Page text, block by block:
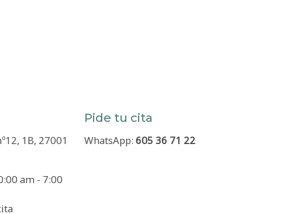
1B, 27001
am - 7:00
Pide tu cita
WhatsApp: 605 36 71 22